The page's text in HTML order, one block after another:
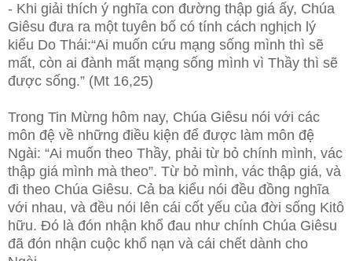
- Khi giải thích ý nghĩa con đường thập giá ấy, Chúa
Giêsu đưa ra một tuyên bố có tính cách nghịch lý
kiểu Do Thái:“Ai muốn cứu mạng sống mình thì sẽ
mất, còn ai đành mất mạng sống mình vì Thầy thì sẽ
được sống.” (Mt 16,25)
Trong Tin Mừng hôm nay, Chúa Giêsu nói với các
môn đệ về những điều kiện để được làm môn đệ
Ngài: “Ai muốn theo Thầy, phải từ bỏ chính mình, vác
thập giá mình mà theo”. Từ bỏ mình, vác thập giá, và
đi theo Chúa Giêsu. Cả ba kiểu nói đều đồng nghĩa
với nhau, và đều nói lên cái cốt yếu của đời sống Kitô
hữu. Đó là đón nhận khổ đau như chính Chúa Giêsu
đã đón nhận cuộc khổ nạn và cái chết dành cho